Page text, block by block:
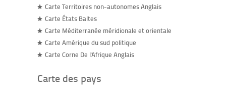
Carte Territoires non-autonomes Anglais
Carte États Baltes
Carte Méditerranée méridionale et orientale
Carte Amérique du sud politique
Carte Corne De l'Afrique Anglais
Carte des pays